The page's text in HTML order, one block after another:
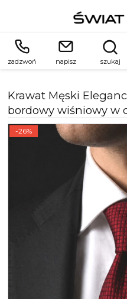
zadzwoń napisz szukaj
Krawat Męski
bordowy wiśniowy w
-26%